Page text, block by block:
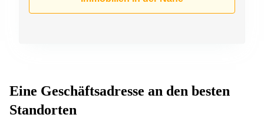
Eine Geschäftsadresse an den besten
Standorten